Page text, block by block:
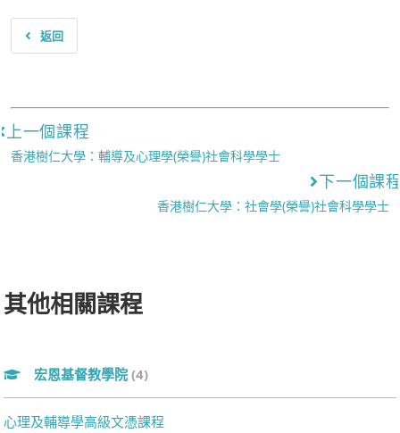
返回
上一個課程
香港樹仁大學：輔導及心理學(榮譽)社會科學學士
下一個課
香港樹仁大學：社會學(榮譽)社會科學學士
其他相關課程
宏恩基督教學院 (4)
心理及輔導學高級文憑課程